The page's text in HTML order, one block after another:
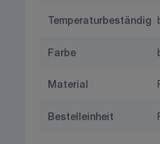
Temperaturbeständig
Farbe
Material
Bestelleinheit